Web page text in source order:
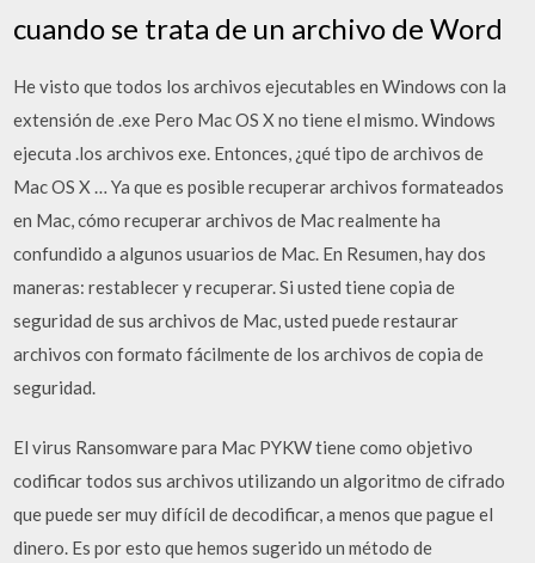
cuando se trata de un archivo de Word
He visto que todos los archivos ejecutables en Windows con la
extensión de .exe Pero Mac OS X no tiene el mismo. Windows
ejecuta .los archivos exe. Entonces, ¿qué tipo de archivos de
Mac OS X … Ya que es posible recuperar archivos formateados
en Mac, cómo recuperar archivos de Mac realmente ha
confundido a algunos usuarios de Mac. En Resumen, hay dos
maneras: restablecer y recuperar. Si usted tiene copia de
seguridad de sus archivos de Mac, usted puede restaurar
archivos con formato fácilmente de los archivos de copia de
seguridad.
El virus Ransomware para Mac PYKW tiene como objetivo
codificar todos sus archivos utilizando un algoritmo de cifrado
que puede ser muy difícil de decodificar, a menos que pague el
dinero. Es por esto que hemos sugerido un método de